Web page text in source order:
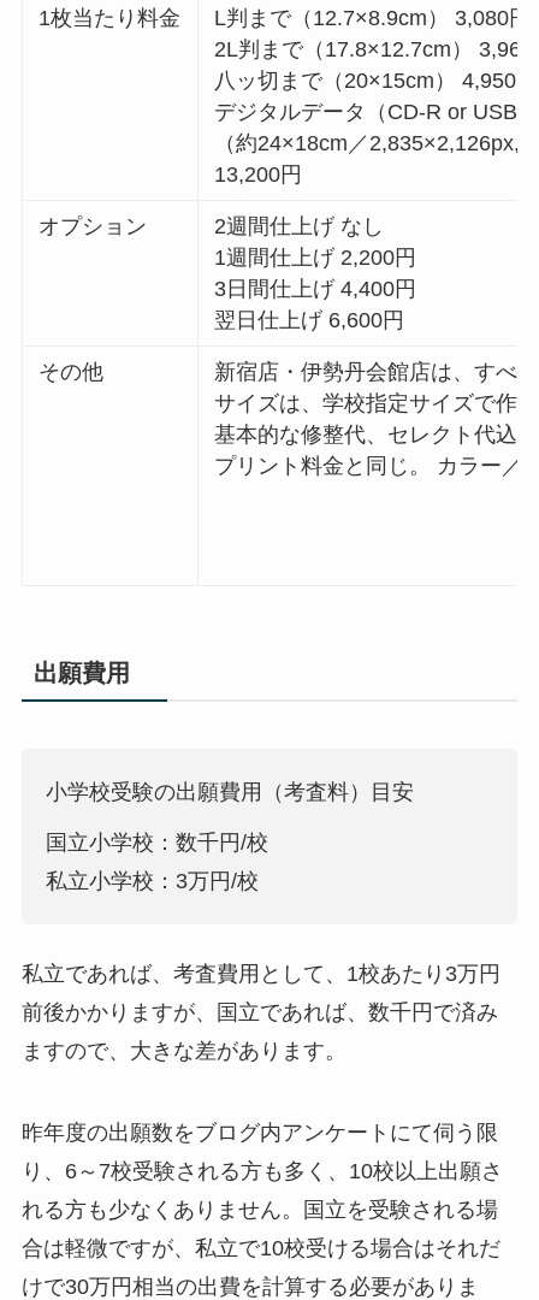
1枚当たり料金
L判まで（12.7×8.9cm） 3,080円
2L判まで（17.8×12.7cm） 3,960
八ッ切まで（20×15cm） 4,950円
デジタルデータ（CD-R or USB）
（約24×18cm／2,835×2,126px,
13,200円
オプション
2週間仕上げ なし
1週間仕上げ 2,200円
3日間仕上げ 4,400円
翌日仕上げ 6,600円
その他
新宿店・伊勢丹会館店は、すべ
サイズは、学校指定サイズで作成
基本的な修整代、セレクト代込
プリント料金と同じ。 カラー／
出願費用
小学校受験の出願費用（考査料）目安
国立小学校：数千円/校
私立小学校：3万円/校
私立であれば、考査費用として、1校あたり3万円
前後かかりますが、国立であれば、数千円で済み
ますので、大きな差があります。
昨年度の出願数をブログ内アンケートにて伺う限
り、6～7校受験される方も多く、10校以上出願さ
れる方も少なくありません。国立を受験される場
合は軽微ですが、私立で10校受ける場合はそれだ
けで30万円相当の出費を計算する必要がありま